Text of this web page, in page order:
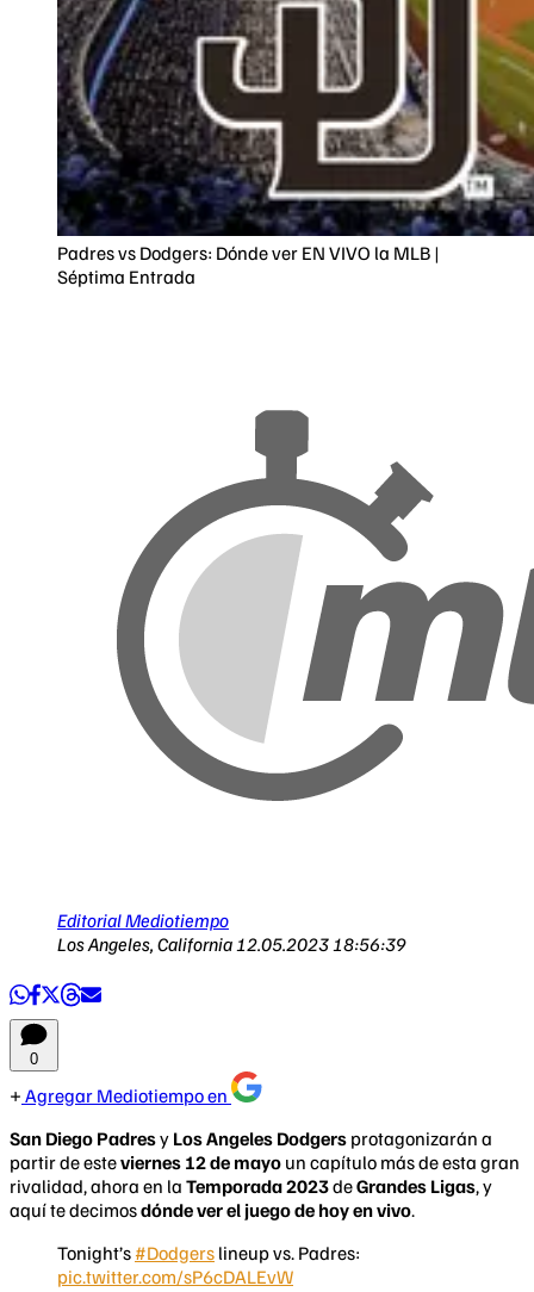
Padres vs Dodgers: Dónde ver EN VIVO la MLB |
Séptima Entrada
Editorial Mediotiempo
Los Angeles, California 12.05.2023 18:56:39
0
Agregar Mediotiempo en
San Diego Padresy Los Angeles Dodgers protagonizarán a
partir de esteviernes 12 de mayo un capítulo más de esta gran
rivalidad, ahora en la Temporada 2023deGrandes Ligas, y
aquí te decimosdónde ver el juego de hoy en vivo.
Tonight’s #Dodgers lineup vs. Padres:
pic.twitter.com/sP6cDALEvW